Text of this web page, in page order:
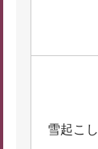
雪起こし